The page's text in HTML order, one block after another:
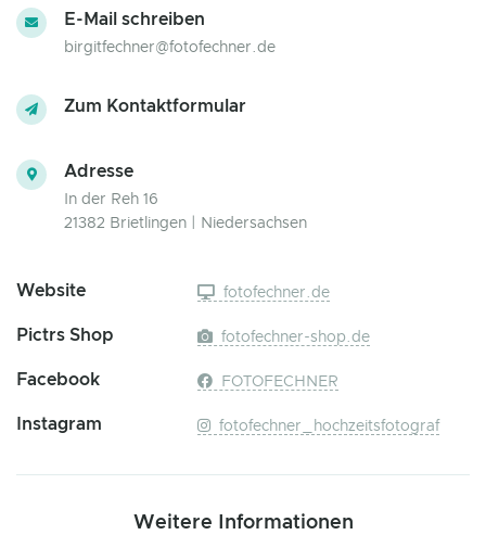
E-Mail schreiben
birgitfechner@fotofechner.de
Zum Kontaktformular
Adresse
In der Reh 16
21382 Brietlingen | Niedersachsen
Website fotofechner.de
Pictrs Shop fotofechner-shop.de
Facebook FOTOFECHNER
Instagram fotofechner_hochzeitsfotograf
Weitere Informationen